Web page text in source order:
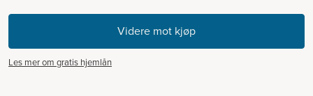
Les mer om gratis hjemlån